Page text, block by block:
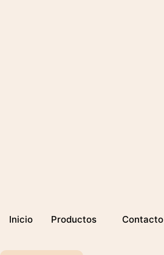
Inicio Productos Contacto